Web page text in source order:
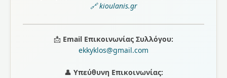
🔗 kioulanis.gr
📩 Email Επικοινωνίας Συλλόγου:
ekkyklos@gmail.com
👤 Υπεύθυνη Επικοινωνίας: